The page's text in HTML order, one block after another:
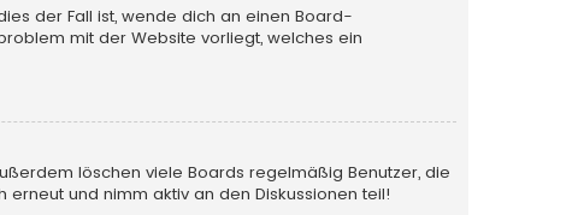
der Fall ist, wende dich an einen Board-
mit der Website vorliegt, welches ein
löschen viele Boards regelmäßig Benutzer, die
und nimm aktiv an den Diskussionen teil!